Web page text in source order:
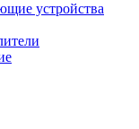
устройства